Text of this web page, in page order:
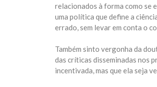
relacionados à forma como se
uma política que define a
errado, sem levar em conta o
Também sinto vergonha da
das críticas disseminadas nos
incentivada, mas que ela seja